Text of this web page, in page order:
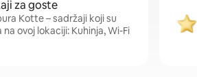
za goste
Kotte – sadržaji koji su
ovoj lokaciji: Kuhinja, Wi-Fi